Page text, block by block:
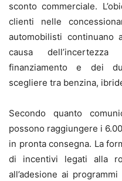
sconto commerciale.
clienti nelle
automobilisti continuano
causa
finanziamento e dei
scegliere tra benzina,
Secondo quanto
possono raggiungere i
in pronta consegna. La
di incentivi legati alla
all’adesione ai